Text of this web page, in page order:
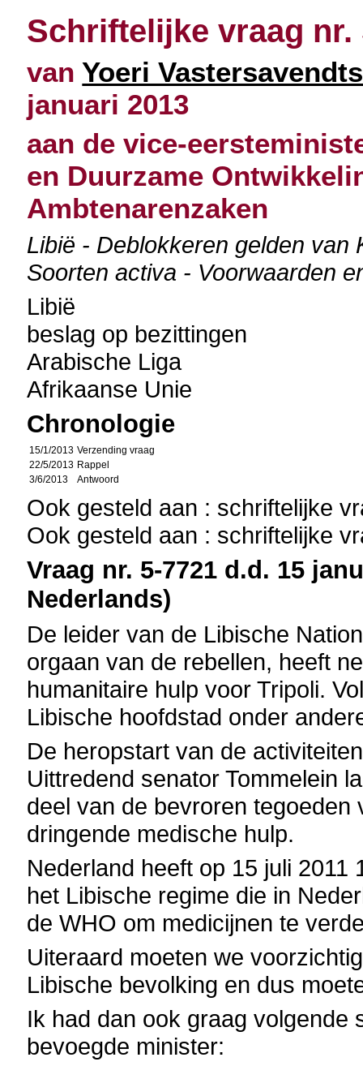
Schriftelijke vraag nr.
vanYoeri Vastersavendts
januari 2013
aan de vice-
en Duurzame
Ambtenarenzaken
Libië - Deblokkeren gelden van
Soorten activa - Voorwaarden
Libië
beslag op bezittingen
Arabische Liga
Afrikaanse Unie
Chronologie
15/1/2013 Verzending vraag
22/5/2013 Rappel
3/6/2013
Antwoord
Ook gesteld aan : schriftelijke
Ook gesteld aan : schriftelijke
Vraag nr. 5-7721 d.d. 15
Nederlands)
De leider van de Libische
orgaan van de rebellen, heeft
humanitaire hulp voor Tripoli.
Libische hoofdstad onder
De heropstart van de
Uittredend senator Tommelein
deel van de bevroren
dringende medische hulp.
Nederland heeft op 15 juli
het Libische regime die in
de WHO om medicijnen te
Uiteraard moeten we
Libische bevolking en dus
Ik had dan ook graag volgende
bevoegde minister: